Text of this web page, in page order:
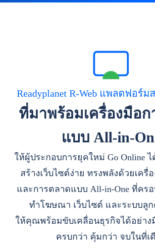
Readyplanet R-Web แพลตฟอร์ม
ที่มาพร้อมเครื่องมือก
แบบ All-in-
ให้ผู้ประกอบการยุคใหม่ Go Online ไ
สร้างเว็บไซต์ง่าย ทรงพลังด้วยเครื่
และการตลาดแบบ All-in-One ที่คร
ทำโฆษณา เว็บไซต์ และระบบลู
ให้คุณพร้อมขับเคลื่อนธุรกิจได้อย่าง
ครบกว่า คุ้มกว่า จบในที่เ